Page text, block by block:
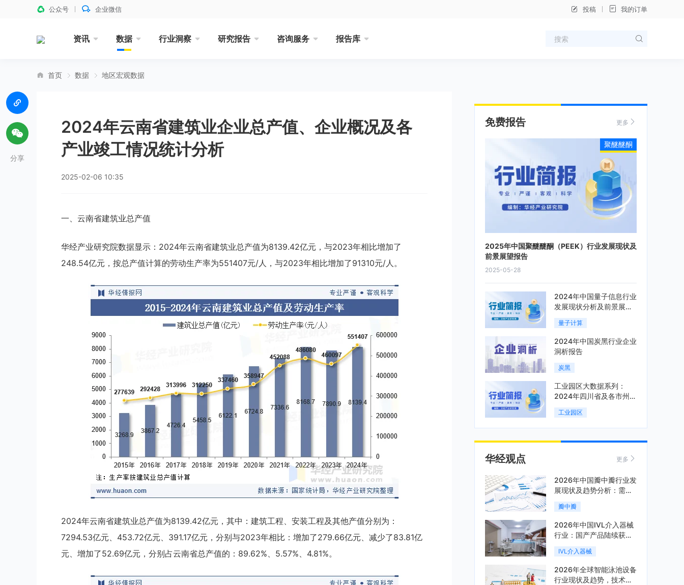
公众号 企业微信 投稿 我的订单
资讯 数据 行业洞察 研究报告 咨询服务 报告库
首页 数据 地区宏观数据
2024年云南省建筑业企业总产值、企业概况及各
产业竣工情况统计分析
2025-02-06 10:35
一、云南省建筑业总产值
华经产业研究院数据显示：2024年云南省建筑业总产值为8139.42亿元，与2023年相比增加了
248.54亿元，按总产值计算的劳动生产率为551407元/人，与2023年相比增加了91310元/人。
2024年云南省建筑业总产值为8139.42亿元，其中：建筑工程、安装工程及其他产值分别为：
7294.53亿元、453.72亿元、391.17亿元，分别与2023年相比：增加了279.66亿元、减少了83.81亿
元、增加了52.69亿元，分别占云南省总产值的：89.62%、5.57%、4.81%。
分享
免费报告 更多
2025年中国聚醚醚酮（PEEK）行业发展现状及
前景展望报告
2025-05-28
聚醚醚酮
2024年中国量子信息行业
发展现状分析及前景展望
报告
量子计算
2024年中国炭黑行业企业
洞析报告
炭黑
工业园区大数据系列：
2024年四川省及各市州工
业园区全景洞析报告
工业园区
华经观点 更多
2026年中国瓣中瓣行业发
展现状及趋势分析：需求
可持续释放，市场发展前
景良好「图」
瓣中瓣
2026年中国IVL介入器械
行业：国产产品陆续获
批，市场将进入持续高增
长阶段「图」
IVL介入器械
2026年全球智能泳池设备
行业现状及趋势，技术端